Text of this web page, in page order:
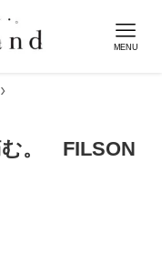
MENU
む。 FILSON